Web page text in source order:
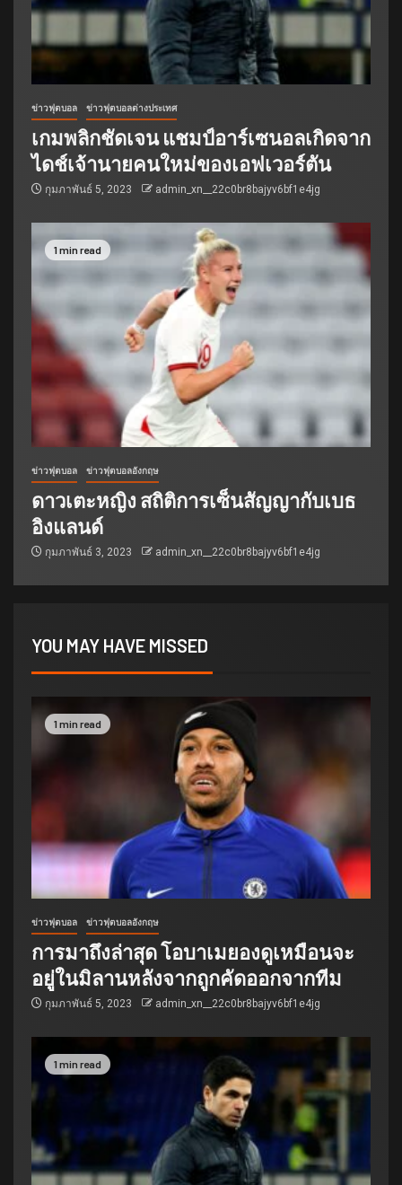
ข่าวฟุตบอล ข่าวฟุตบอลต่างประเทศ
เกมพลิกชัดเจน แชมป์อาร์เซนอลเกิดจาก
ไดช์เจ้านายคนใหม่ของเอฟเวอร์ตัน
กุมภาพันธ์ 5, 2023 admin_xn__22c0br8bajyv6bf1e4jg
1 min read
ข่าวฟุตบอล ข่าวฟุตบอลอังกฤษ
ดาวเตะหญิง สถิติการเซ็นสัญญากับเบธ
อิงแลนด์
กุมภาพันธ์ 3, 2023 admin_xn__22c0br8bajyv6bf1e4jg
YOU MAY HAVE MISSED
1 min read
ข่าวฟุตบอล ข่าวฟุตบอลอังกฤษ
การมาถึงล่าสุด โอบาเมยองดูเหมือนจะ
อยู่ในมิลานหลังจากถูกคัดออกจากทีม
กุมภาพันธ์ 5, 2023 admin_xn__22c0br8bajyv6bf1e4jg
1 min read